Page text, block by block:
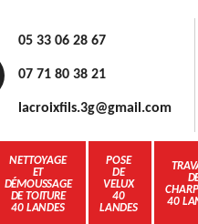
05 33 06 28 67
07 71 80 38 21
lacroixfils.3g@gmail.com
NETTOYAGE
ET
DÉMOUSSAGE
DE TOITURE
40 LANDES
POSE
DE
VELUX
40
LANDES
40